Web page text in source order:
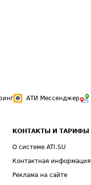
АТИ Мессенджер
КОНТАКТЫ И ТАРИФЫ
О системе ATI.SU
Контактная информация
Реклама на сайте